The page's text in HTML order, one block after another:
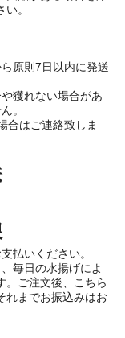
い。
原則7日以内に発送
獲れない場合があ
。
合はご連絡致しま
払いください。
毎日の水揚げによ
。ご注文後、こちら
れまでお振込みはお